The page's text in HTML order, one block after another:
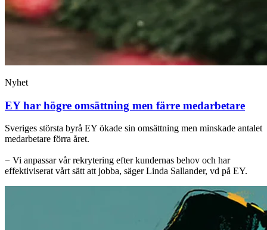
Nyhet
EY har högre omsättning men färre medarbetare
Sveriges största byrå EY ökade sin omsättning men minskade antalet
medarbetare förra året.
− Vi anpassar vår rekrytering efter kundernas behov och har
effektiviserat vårt sätt att jobba, säger Linda Sallander, vd på EY.